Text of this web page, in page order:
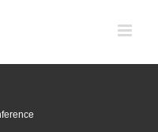
Book Publishing